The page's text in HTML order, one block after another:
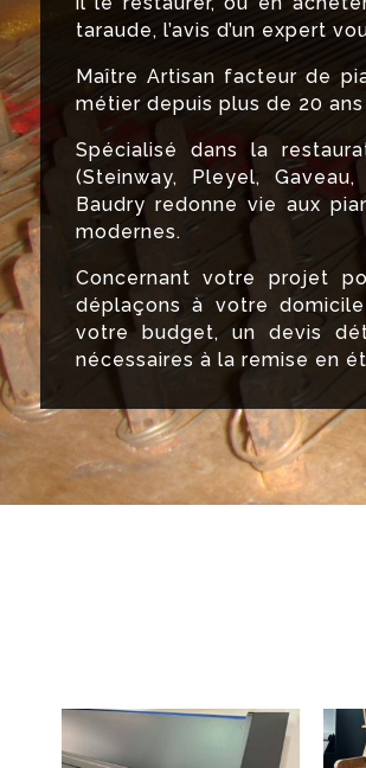
taraude, l’avis d’un expert
Maître Artisan facteur de
métier depuis plus de 20
Spécialisé dans la
(Steinway, Pleyel,
Baudry redonne vie aux
modernes.
Concernant votre projet
déplaçons à votre
votre budget, un devis
nécessaires à la remise en